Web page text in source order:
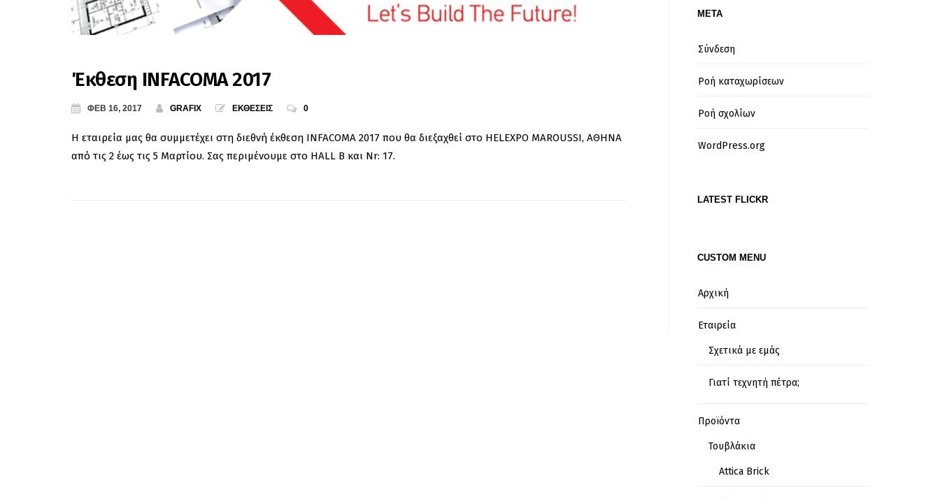
Έκθεση INFACOMA 2017
ΦΕΒ 16, 2017 GRAFIX ΕΚΘΕΣΕΙΣ 0
Η εταιρεία μας θα συμμετέχει στη διεθνή έκθεση INFACOMA 2017 που θα διεξαχθεί στο HELEXPO MAROUSSI, ΑΘΗΝΑ
από τις 2 έως τις 5 Μαρτίου. Σας περιμένουμε στο HALL B και Nr: 17.
META
Σύνδεση
Ροή καταχωρίσεων
Ροή σχολίων
WordPress.org
LATEST FLICKR
CUSTOM MENU
Αρχική
Εταιρεία
Σχετικά με εμάς
Γιατί τεχνητή πέτρα;
Προϊόντα
Τουβλάκια
Attica Brick